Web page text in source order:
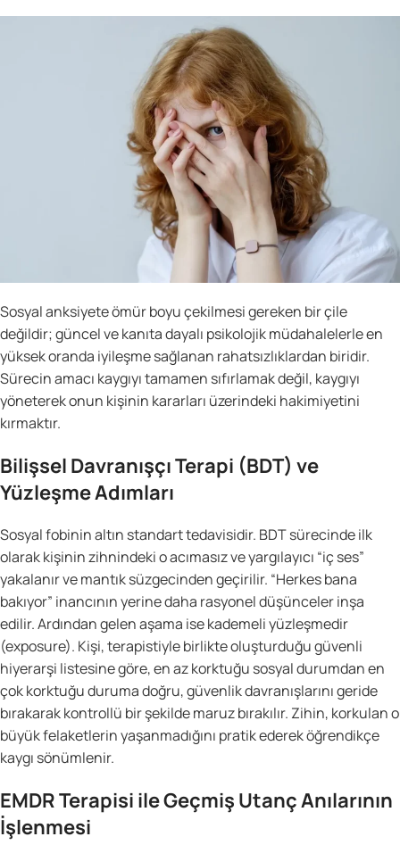
Sosyal anksiyete ömür boyu çekilmesi gereken bir çile
değildir; güncel ve kanıta dayalı psikolojik müdahalelerle en
yüksek oranda iyileşme sağlanan rahatsızlıklardan biridir.
Sürecin amacı kaygıyı tamamen sıfırlamak değil, kaygıyı
yöneterek onun kişinin kararları üzerindeki hakimiyetini
kırmaktır.
Bilişsel Davranışçı Terapi (BDT) ve
Yüzleşme Adımları
Sosyal fobinin altın standart tedavisidir. BDT sürecinde ilk
olarak kişinin zihnindeki o acımasız ve yargılayıcı “iç ses”
yakalanır ve mantık süzgecinden geçirilir. “Herkes bana
bakıyor” inancının yerine daha rasyonel düşünceler inşa
edilir. Ardından gelen aşama ise kademeli yüzleşmedir
(exposure). Kişi, terapistiyle birlikte oluşturduğu güvenli
hiyerarşi listesine göre, en az korktuğu sosyal durumdan en
çok korktuğu duruma doğru, güvenlik davranışlarını geride
bırakarak kontrollü bir şekilde maruz bırakılır. Zihin, korkulan o
büyük felaketlerin yaşanmadığını pratik ederek öğrendikçe
kaygı sönümlenir.
EMDR Terapisi ile Geçmiş Utanç Anılarının
İşlenmesi